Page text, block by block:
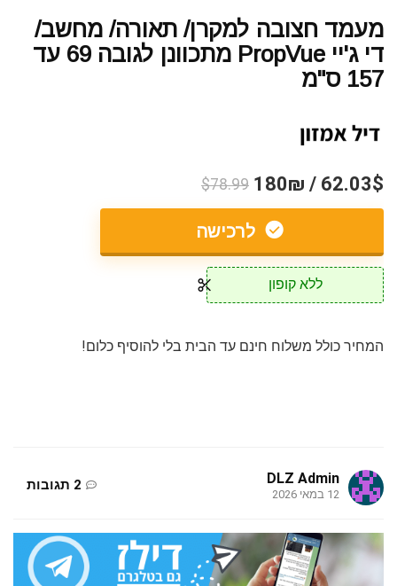
מעמד חצובה למקרן/ תאורה/ מחשב/
די ג'יי PropVue מתכוונן לגובה 69 עד
157 ס"מ
62.03$ / 180₪
$78.99
לרכישה
ללא קופון
המחיר כולל משלוח חינם עד הבית בלי להוסיף כלום!
DLZ Admin
12 במאי 2026
2 תגובות